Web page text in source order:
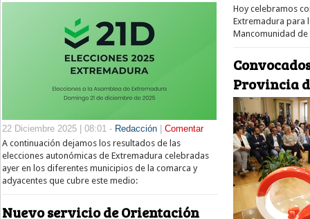
22 Diciembre 2025 | 08:01 - Redacción
Comentar
A continuación dejamos los resultados de las
elecciones autonómicas de Extremadura celebradas
ayer en los diferentes municipios de la comarca y
adyacentes que cubre este medio:
Nuevo servicio de Orientación
Hoy celebramos
Extremadura para
Mancomunidad
Provincia